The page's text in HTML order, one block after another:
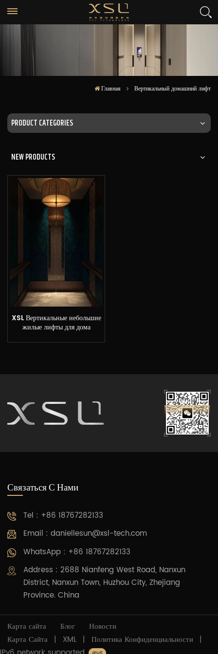
Главная Вертикальный домашний лифт
PRODUCT CATEGORIES
NEW PRODUCTS
XSL Вертикальные небольшие
жилые лифты для дома
Связаться С Нами
Tel : +86 18767282133
Email : daniellesun@xsl-tech.com
WhatsApp : +86 18767282133
Address : 2688 Nianfeng West Road, Nanxun
District, Nanxun Town, Huzhou City, Zhejiang
Province. China
Карта сайта Блог
Новости
Карта Сайта | XML | Политика Конфиденциальности |